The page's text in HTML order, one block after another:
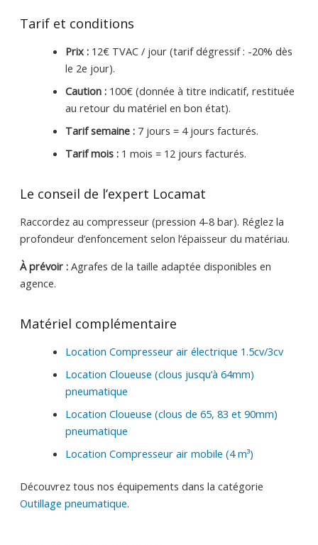
Tarif et conditions
Prix :12€ TVAC / jour (tarif dégressif : -20% dès
le 2e jour).
Caution :100€ (donnée à titre indicatif, restituée
au retour du matériel en bon état).
Tarif semaine :7 jours = 4 jours facturés.
Tarif mois :1 mois = 12 jours facturés.
Le conseil de l’expert Locamat
Raccordez au compresseur (pression 4-8 bar). Réglez la
profondeur d’enfoncement selon l’épaisseur du matériau.
À prévoir :Agrafes de la taille adaptée disponibles en
agence.
Matériel complémentaire
Location Compresseur air électrique 1.5cv/3cv
Location Cloueuse (clous jusqu’à 64mm)
pneumatique
Location Cloueuse (clous de 65, 83 et 90mm)
pneumatique
Location Compresseur air mobile (4 m³)
Découvrez tous nos équipements dans la catégorie
Outillage pneumatique.